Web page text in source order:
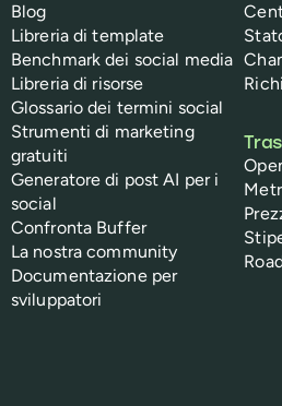
Blog
Libreria di template
Benchmark dei social media
Libreria di risorse
Glossario dei termini social
Strumenti di marketing
gratuiti
Generatore di post AI per i
social
Confronta Buffer
La nostra community
Documentazione per
sviluppatori